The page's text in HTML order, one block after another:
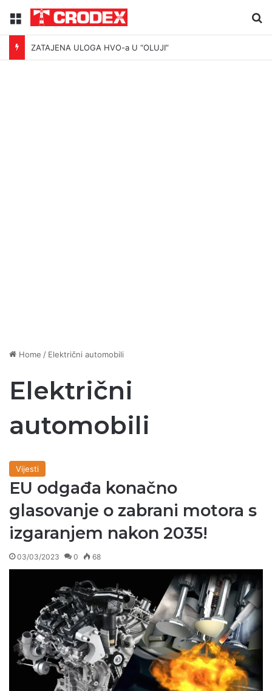
Menu
ZATAJENA ULOGA HVO-a U “OLUJI”
Home / Električni automobili
Električni
automobili
Vijesti
EU odgađa konačno
glasovanje o zabrani motora s
izgaranjem nakon 2035!
03/03/2023 0 68